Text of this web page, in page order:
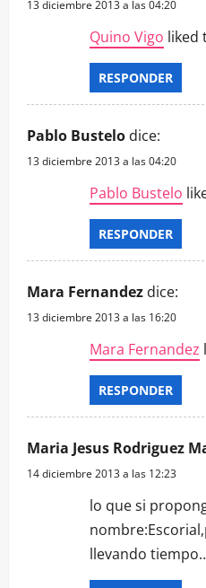
13 diciembre 2013 a las 04:20
Quino Vigo liked
RESPONDER
Pablo Bustelo dice:
13 diciembre 2013 a las 04:20
Pablo Bustelo
RESPONDER
Mara Fernandez dice:
13 diciembre 2013 a las 16:20
Mara Fernandez
RESPONDER
Maria Jesus Rodriguez
14 diciembre 2013 a las 12:23
lo que si
llevando